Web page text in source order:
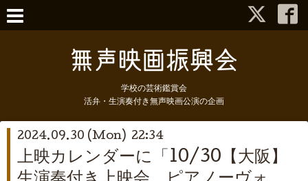
学校の芸術鑑賞会
活弁・生演奏付き無声映画公演の企画
2024.09.30 (Mon) 22:34
上映カレンダーに「10/30【大阪】